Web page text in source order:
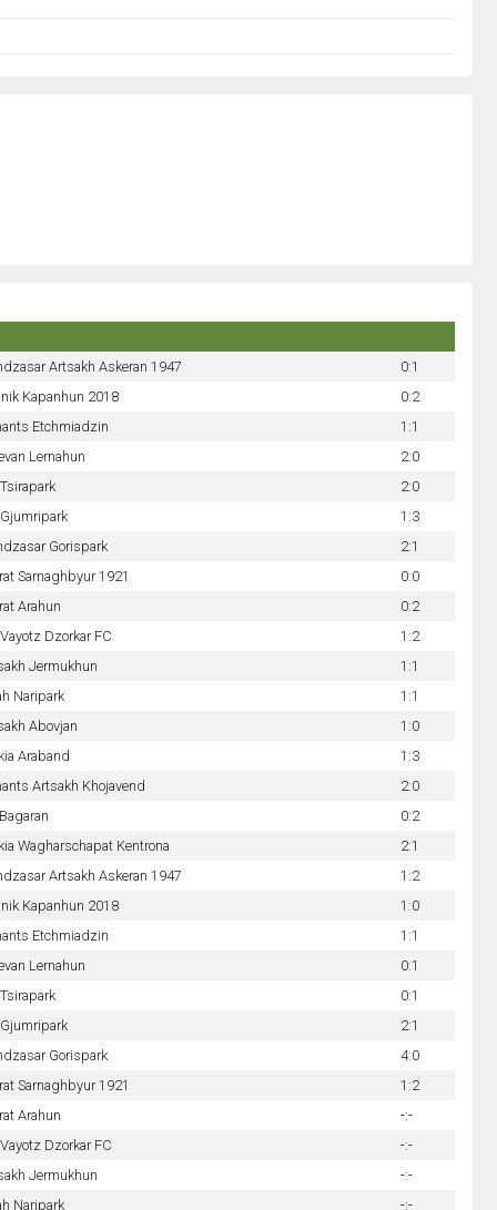
Artsakh Askeran 1947
0:1
Kapanhun 2018
0:2
Etchmiadzin
1:1
Lernahun
2:0
2:0
1:3
Gorispark
2:1
Sarnaghbyur 1921
0:0
Arahun
0:2
Dzorkar FC
1:2
Jermukhun
1:1
Naripark
1:1
Abovjan
1:0
Araband
1:3
Artsakh Khojavend
2:0
0:2
Wagharschapat Kentrona
2:1
Artsakh Askeran 1947
1:2
Kapanhun 2018
1:0
Etchmiadzin
1:1
Lernahun
0:1
0:1
2:1
Gorispark
4:0
Sarnaghbyur 1921
1:2
Arahun
-:-
Dzorkar FC
-:-
Jermukhun
-:-
Naripark -:-